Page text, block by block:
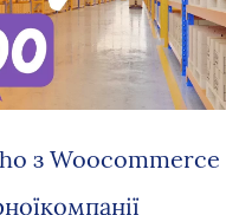
з Woocommerce
компанії